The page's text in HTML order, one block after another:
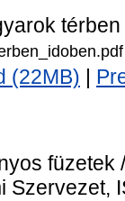
(22MB)
füzetek
Szervezet,